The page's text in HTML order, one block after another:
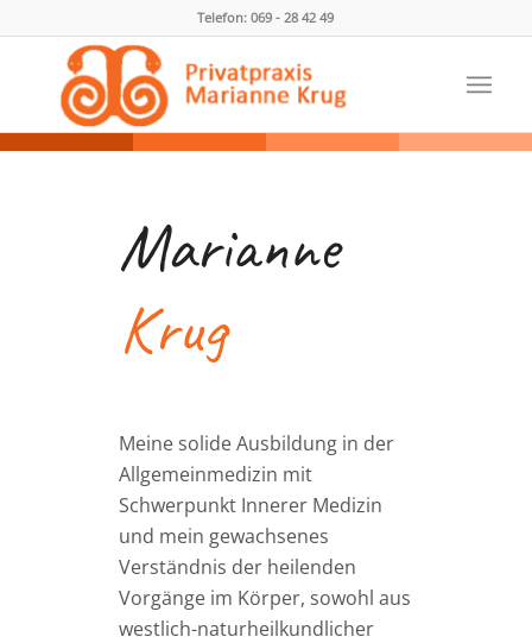
Telefon: 069 - 28 42 49
Marianne
Krug
Meine solide Ausbildung in der
Allgemeinmedizin mit
Schwerpunkt Innerer Medizin
und mein gewachsenes
Verständnis der heilenden
Vorgänge im Körper, sowohl aus
westlich-naturheilkundlicher